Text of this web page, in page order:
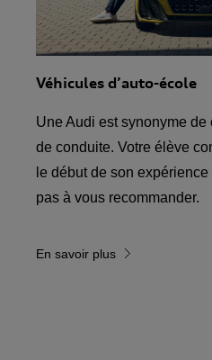
Véhicules d’auto-école
Une Audi est synonyme
de conduite. Votre élève
le début de son
pas à vous recommander.
En savoir plus